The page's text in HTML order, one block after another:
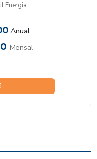
Energia
Anual
Mensal